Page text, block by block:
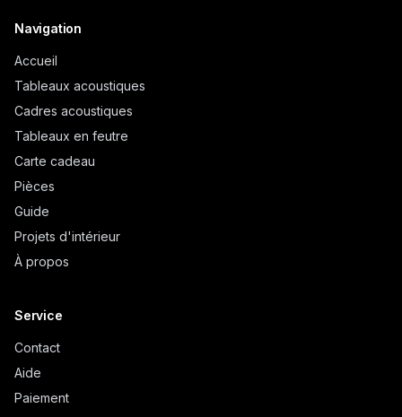
Navigation
Accueil
Tableaux acoustiques
Cadres acoustiques
Tableaux en feutre
Carte cadeau
Pièces
Guide
Projets d'intérieur
À propos
Service
Contact
Aide
Paiement